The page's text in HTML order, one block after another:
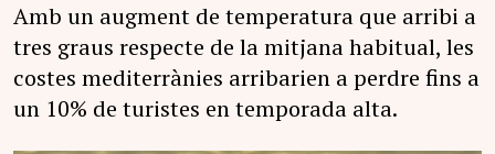
Amb un augment de temperatura que arribi a
tres graus respecte de la mitjana habitual, les
costes mediterrànies arribarien a perdre fins a
un 10% de turistes en temporada alta.